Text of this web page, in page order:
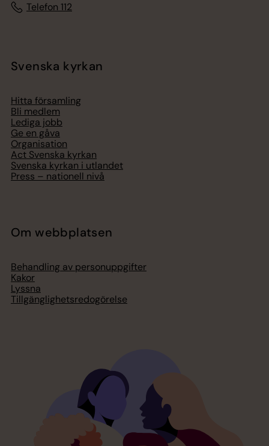
Telefon 112
Svenska kyrkan
Hitta församling
Bli medlem
Lediga jobb
Ge en gåva
Organisation
Act Svenska kyrkan
Svenska kyrkan i utlandet
Press – nationell nivå
Om webbplatsen
Behandling av personuppgifter
Kakor
Lyssna
Tillgänglighetsredogörelse